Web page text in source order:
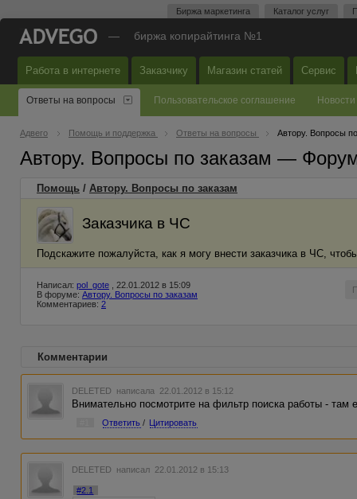
Биржа маркетинга Каталог услуг
— биржа копирайтинга №1
Работа в интернете Заказчику Магазин статей Сервис
Ответы на вопросы Пользовательское соглашение Новости
Адвего Помощь и поддержка Ответы на вопросы Автору. Вопросы
Автору. Вопросы по заказам —
Помощь / Автору. Вопросы по заказам
Заказчика в ЧС
Подскажите пожалуйста, как я могу внести заказчика в ЧС,
Написал: pol_gote , 22.01.2012 в 15:09
В форуме: Автору. Вопросы по заказам
Комментариев: 2
Комментарии
DELETED написала 22.01.2012 в 15:12
Внимательно посмотрите на фильтр поиска работы - там
Ответить / Цитировать
DELETED написал 22.01.2012 в 15:13
#2.1